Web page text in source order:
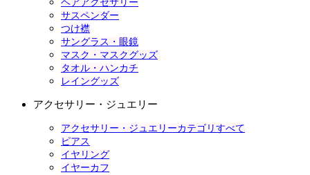
ヘアアクセサリー
サスペンダー
つけ襟
サングラス・眼鏡
マスク・マスクグッズ
タオル・ハンカチ
レイングッズ
アクセサリー・ジュエリー
アクセサリー・ジュエリーカテゴリすべて
ピアス
イヤリング
イヤーカフ